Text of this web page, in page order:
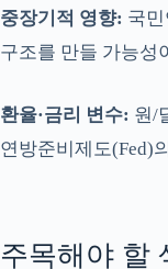
중장기적 영향: 국
구조를 만들 가능성
환율·금리 변수: 원/
연방준비제도(Fed)
주목해야 할